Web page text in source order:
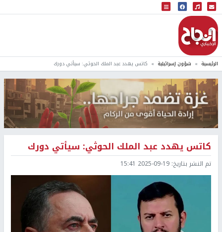
البث المباشر
إذاعة النجاح
الرئيسية شؤون إسرائيلية كاتس يهدد عبد الملك الحوثي: سيأتي دورك
كاتس يهدد عبد الملك الحوثي: سيأتي دورك
تم النشر بتاريخ: 2025-09-19 15:41